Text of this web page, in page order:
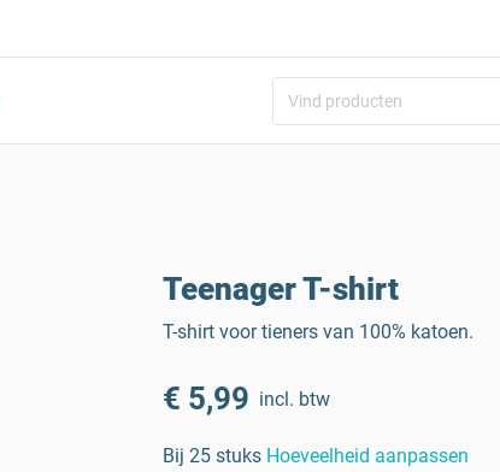
Teenager T-shirt
T-shirt voor tieners van 100% katoen.
€ 5,99 incl. btw
Bij 25 stuks Hoeveelheid aanpassen